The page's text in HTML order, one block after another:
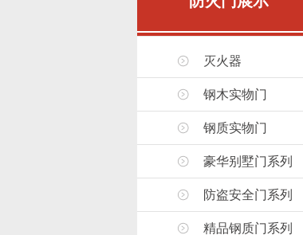
灭火器
钢木实物门
钢质实物门
豪华别墅门系列
防盗安全门系列
精品钢质门系列